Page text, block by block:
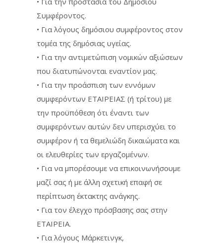
Συμφέροντος.
• Για λόγους δημόσιου συμφέροντος στον
τομέα της δημόσιας υγείας.
• Για την αντιμετώπιση νομικών αξιώσεων
που διατυπώνονται εναντίον μας.
• Για την προάσπιση των εννόμων
συμφερόντων ΕΤΑΙΡΕΙΑΣ (ή τρίτου) με
την προϋπόθεση ότι έναντι των
συμφερόντων αυτών δεν υπερισχύει το
συμφέρον ή τα θεμελιώδη δικαιώματα και
οι ελευθερίες των εργαζομένων.
• Για να μπορέσουμε να επικοινωνήσουμε
μαζί σας ή με άλλη σχετική επαφή σε
περίπτωση έκτακτης ανάγκης.
• Για τον έλεγχο πρόσβασης σας στην
ΕΤΑΙΡΕΙΑ.
• Για λόγους Μάρκετινγκ,